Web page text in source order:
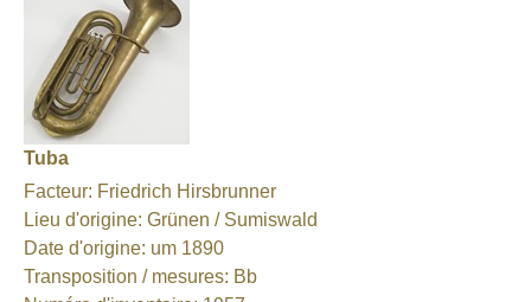
Tuba
Facteur: Friedrich Hirsbrunner
Lieu d'origine: Grünen / Sumiswald
Date d'origine: um 1890
Transposition / mesures: Bb